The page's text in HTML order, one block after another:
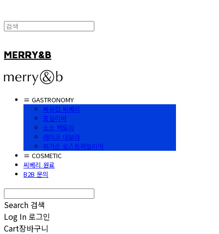
MERRY&B
≡ GASTRONOMY
북유럽 씨베리
포실리버
소소 팩토리
레이크 데보라
퍼거슨 오스트레일리아
≡ COSMETIC
씨베리 원료
B2B 문의
Search 검색
Log In 로그인
Cart장바구니